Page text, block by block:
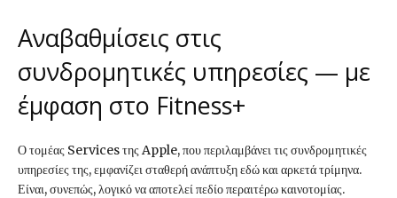
Αναβαθμίσεις στις
συνδρομητικές υπηρεσίες — με
έμφαση στο Fitness+
Ο τομέας Services της Apple, που περιλαμβάνει τις συνδρομητικές
υπηρεσίες της, εμφανίζει σταθερή ανάπτυξη εδώ και αρκετά τρίμηνα.
Είναι, συνεπώς, λογικό να αποτελεί πεδίο περαιτέρω καινοτομίας.